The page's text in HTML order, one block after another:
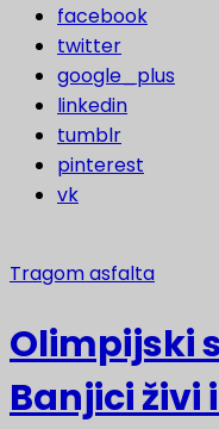
facebook
twitter
google_plus
linkedin
tumblr
pinterest
vk
Tragom asfalta
Olimpijski
Banjici živi